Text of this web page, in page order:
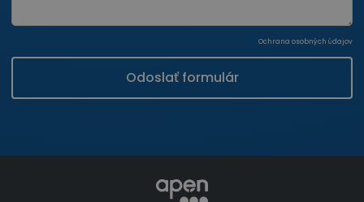
Ochrana osobných údajov
Odoslať formulár